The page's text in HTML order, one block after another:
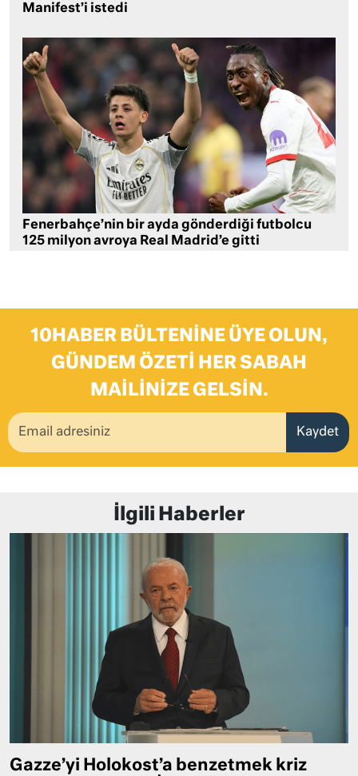
Manifest’i istedi
Fenerbahçe’nin bir ayda gönderdiği futbolcu
125 milyon avroya Real Madrid’e gitti
10HABER BÜLTENINE ÜYE OLUN,
GÜNDEM ÖZETI HER SABAH
MAILINIZE GELSIN.
Kaydet
İlgili Haberler
Gazze’yi Holokost’a benzetmek kriz